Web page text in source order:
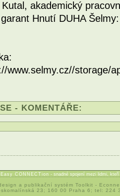
akademický
Hnutí DUHA
www.selmy.cz//storage/
- KOMENTÁŘE:
Easy CONNECTion - snadné spojení mezi lidmi,
a publikační systém Toolkit -
23; 160 00 Praha 6; tel: 224